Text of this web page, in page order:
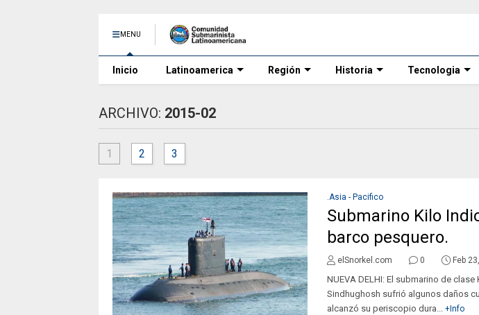
MENU
Inicio Latinoamerica Región Historia Tecnologia
ARCHIVO: 2015-02
1 2 3
.Asia - Pacifico
Submarino Kilo
barco pesquero.
elSnorkel.com 0 Feb
NUEVA DELHI: El submarino de
Sindhughosh sufrió algunos daños
alcanzó su periscopio dura... +Info